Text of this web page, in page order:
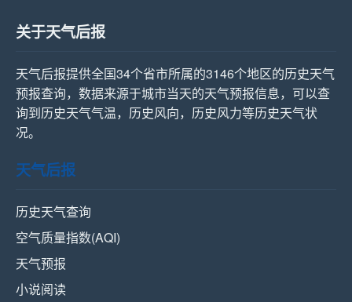
关于天气后报
天气后报提供全国34个省市所属的3146个地区的历史天气
预报查询，数据来源于城市当天的天气预报信息，可以查
询到历史天气气温，历史风向，历史风力等历史天气状
况。
天气后报
历史天气查询
空气质量指数(AQI)
天气预报
小说阅读